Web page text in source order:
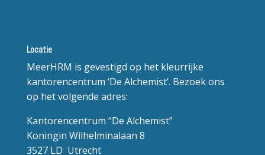
Locatie
MeerHRM is gevestigd op het kleurrijke
kantorencentrum ‘De Alchemist’. Bezoek ons
op het volgende adres:
Kantorencentrum “De Alchemist”
Koningin Wilhelminalaan 8
3527 LD Utrecht